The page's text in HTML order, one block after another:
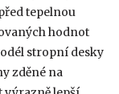
tepelnou
hodnot
stropní desky
zděné na